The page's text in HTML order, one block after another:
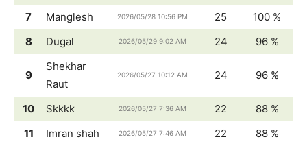
7
Manglesh 2026/05/28 10:56 PM 25
100 %
8
Dugal 2026/05/29 9:02 AM 24 96 %
9
Shekhar
Raut
2026/05/27 10:12 AM 24 96 %
10 Skkkk 2026/05/27 7:36 AM 22
88 %
11
Imran shah 2026/05/27 7:46 AM 22
88 %